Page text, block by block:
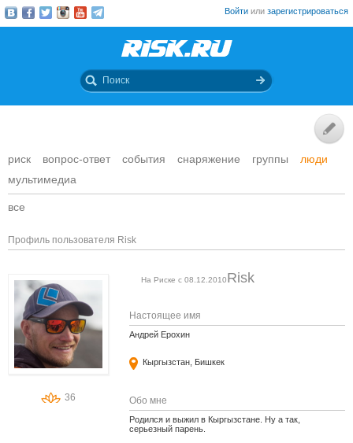
Войти или зарегистрироваться
риск вопрос-ответ события снаряжение группы
люди
мультимедиа
все
Профиль пользователя Risk
36
Risk
На Риске с 08.12.2010
Настоящее имя
Андрей Ерохин
Кыргызстан, Бишкек
Обо мне
Родился и выжил в Кыргызстане. Ну а так,
серьезный парень.